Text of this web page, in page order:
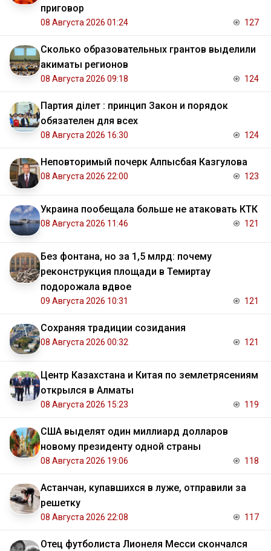
приговор
08 Августа 2026 01:24 127
Сколько образовательных грантов выделили
акиматы регионов
08 Августа 2026 09:18 124
Партия Әділет : принцип Закон и порядок
обязателен для всех
08 Августа 2026 16:30 124
Неповторимый почерк Алпысбая Казгулова
08 Августа 2026 22:00 123
Украина пообещала больше не атаковать КТК
08 Августа 2026 11:46 121
Без фонтана, но за 1,5 млрд: почему
реконструкция площади в Темиртау
подорожала вдвое
09 Августа 2026 10:31 121
Сохраняя традиции созидания
08 Августа 2026 00:32 121
Центр Казахстана и Китая по землетрясениям
открылся в Алматы
08 Августа 2026 15:23 119
США выделят один миллиард долларов
новому президенту одной страны
08 Августа 2026 19:06 118
Астанчан, купавшихся в луже, отправили за
решетку
08 Августа 2026 22:08 117
Отец футболиста Лионеля Месси скончался